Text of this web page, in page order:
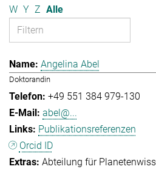
W Y Z Alle
Angelina Abel
Doktorandin
+49 551 384 979-130
abel@...
Publikationsreferenzen
Orcid ID
Abteilung für